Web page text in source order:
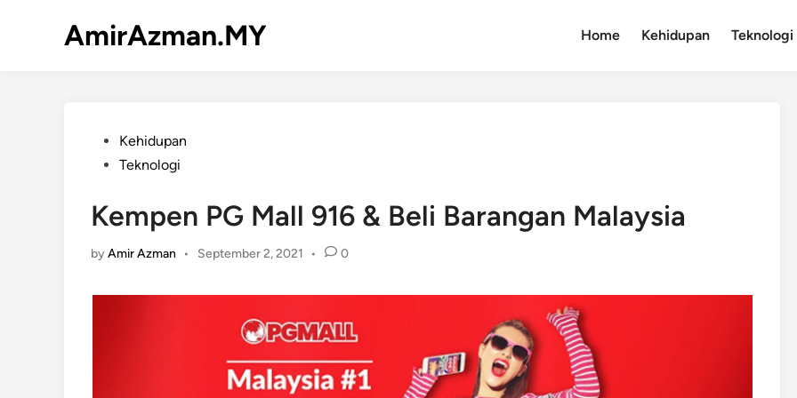
AmirAzman.MY Home Kehidupan Teknologi
PostedKehidupan
Teknologi
Kempen PG Mall 916 & Beli Barangan Malaysia
byAmir Azman • September 2, 2021 • 0